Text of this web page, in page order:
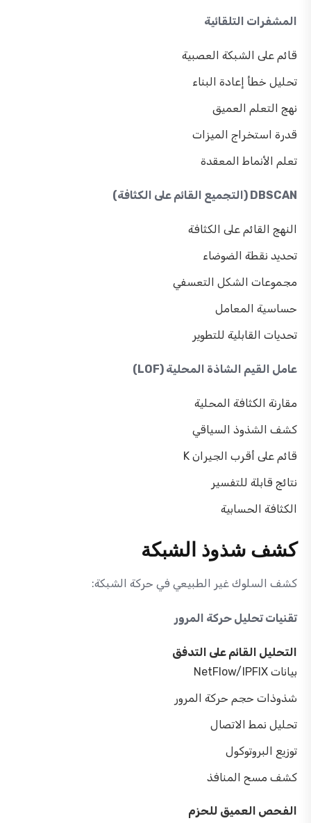
المشفرات التلقائية
قائم على الشبكة العصبية
تحليل خطأ إعادة البناء
نهج التعلم العميق
قدرة استخراج الميزات
تعلم الأنماط المعقدة
DBSCAN (التجميع القائم على الكثافة)
النهج القائم على الكثافة
تحديد نقطة الضوضاء
مجموعات الشكل التعسفي
حساسية المعامل
تحديات القابلية للتطوير
عامل القيم الشاذة المحلية (LOF)
مقارنة الكثافة المحلية
كشف الشذوذ السياقي
قائم على أقرب الجيران K
نتائج قابلة للتفسير
الكثافة الحسابية
كشف شذوذ الشبكة
كشف السلوك غير الطبيعي في حركة الشبكة:
تقنيات تحليل حركة المرور
التحليل القائم على التدفق
بيانات NetFlow/IPFIX
شذوذات حجم حركة المرور
تحليل نمط الاتصال
توزيع البروتوكول
كشف مسح المنافذ
الفحص العميق للحزم